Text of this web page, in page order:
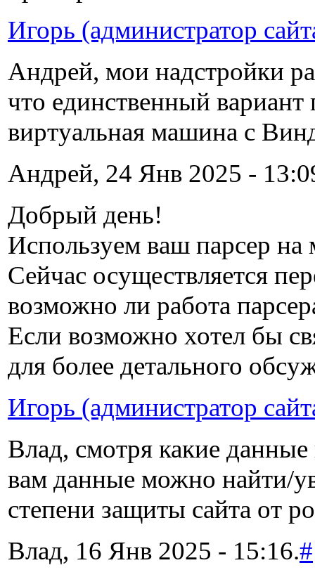
Игорь (администратор
Андрей, мои надстройки
что единственный
виртуальная машина с
Андрей, 24 Янв 2025 -
Добрый день!
Используем ваш парсер
Сейчас осуществляется
возможно ли работа
Если возможно хотел бы
для более детального
Игорь (администратор
Влад, смотря какие
вам данные можно найти/
степени защиты сайта от
Влад, 16 Янв 2025 - 15:16.#